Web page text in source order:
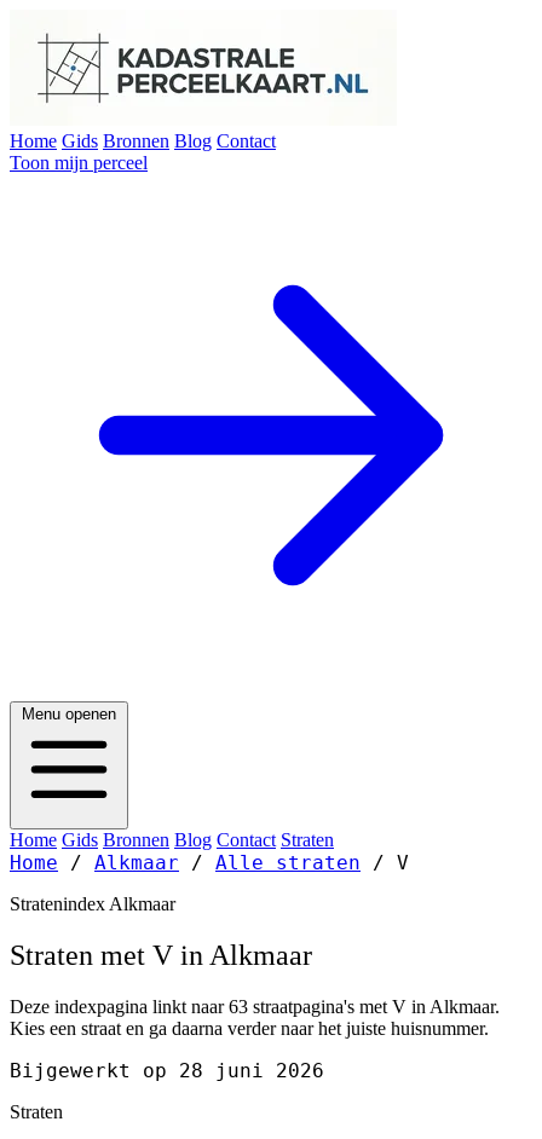
Home Gids Bronnen Blog Contact
Toon mijn perceel
Menu openen
Home Gids Bronnen Blog Contact Straten
Home / Alkmaar / Alle straten / V
Stratenindex Alkmaar
Straten met V in Alkmaar
Deze indexpagina linkt naar 63 straatpagina's met V in Alkmaar.
Kies een straat en ga daarna verder naar het juiste huisnummer.
Bijgewerkt op 28 juni 2026
Straten